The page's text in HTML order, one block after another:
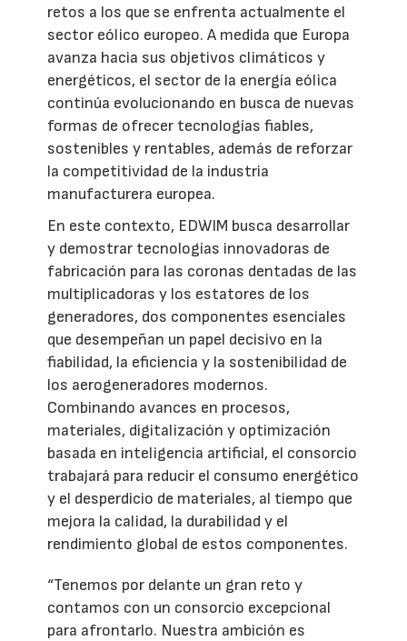
retos a los que se enfrenta actualmente el
sector eólico europeo. A medida que Europa
avanza hacia sus objetivos climáticos y
energéticos, el sector de la energía eólica
continúa evolucionando en busca de nuevas
formas de ofrecer tecnologías fiables,
sostenibles y rentables, además de reforzar
la competitividad de la industria
manufacturera europea.
En este contexto, EDWIM busca desarrollar
y demostrar tecnologías innovadoras de
fabricación para las coronas dentadas de las
multiplicadoras y los estatores de los
generadores, dos componentes esenciales
que desempeñan un papel decisivo en la
fiabilidad, la eficiencia y la sostenibilidad de
los aerogeneradores modernos.
Combinando avances en procesos,
materiales, digitalización y optimización
basada en inteligencia artificial, el consorcio
trabajará para reducir el consumo energético
y el desperdicio de materiales, al tiempo que
mejora la calidad, la durabilidad y el
rendimiento global de estos componentes.
“Tenemos por delante un gran reto y
contamos con un consorcio excepcional
para afrontarlo. Nuestra ambición es